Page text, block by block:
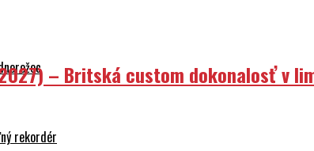
rekordér
– Britská custom dokonalosť v